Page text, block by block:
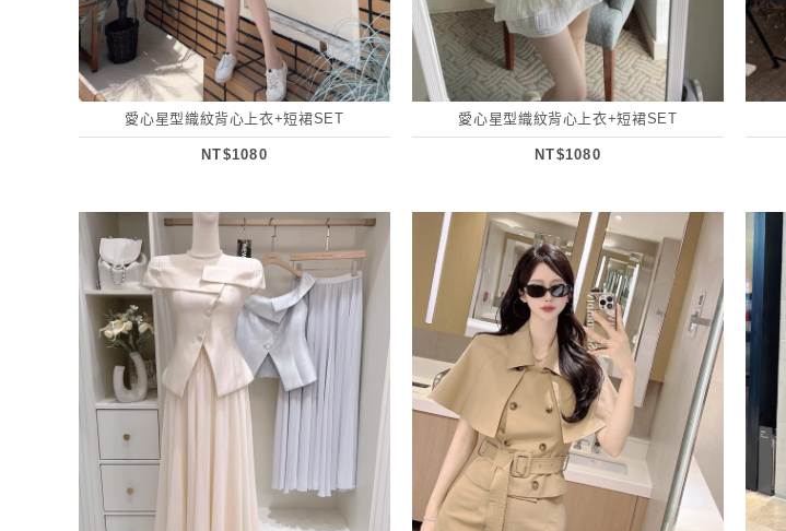
愛心星型織紋背心上衣+短裙SET
NT$1080
愛心星型織紋背心上衣+短裙SET
NT$1080